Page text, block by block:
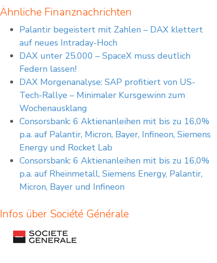
Ähnliche Finanznachrichten
Palantir begeistert mit Zahlen – DAX klettert
auf neues Intraday-Hoch
DAX unter 25.000 – SpaceX muss deutlich
Federn lassen!
DAX Morgenanalyse: SAP profitiert von US-
Tech-Rallye – Minimaler Kursgewinn zum
Wochenausklang
Consorsbank: 6 Aktienanleihen mit bis zu 16,0%
p.a. auf Palantir, Micron, Bayer, Infineon, Siemens
Energy und Rocket Lab
Consorsbank: 6 Aktienanleihen mit bis zu 16,0%
p.a. auf Rheinmetall, Siemens Energy, Palantir,
Micron, Bayer und Infineon
Infos über Société Générale